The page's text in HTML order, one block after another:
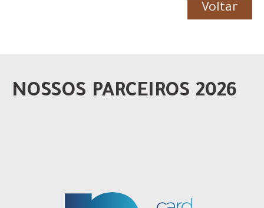
Voltar
NOSSOS PARCEIROS 2026